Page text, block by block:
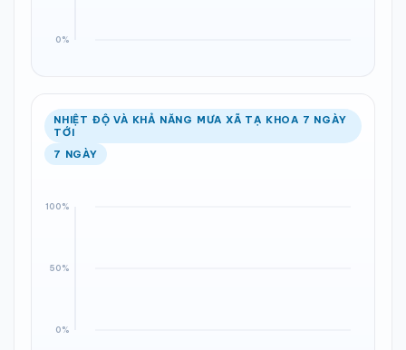
NHIỆT ĐỘ VÀ KHẢ NĂNG MƯA XÃ TẠ KHOA 7 NGÀY
TỚI
7 NGÀY